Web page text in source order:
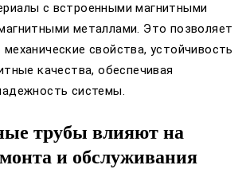
с встроенными магнитными
металлами. Это позволяет
свойства, устойчивость
качества, обеспечивая
системы.
трубы влияют на
и обслуживания